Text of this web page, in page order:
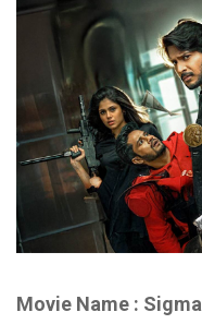
Movie Name : Sigma